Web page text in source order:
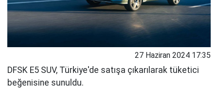
27 Haziran 2024 17:35
DFSK E5 SUV, Türkiye'de satışa çıkarılarak tüketici
beğenisine sunuldu.